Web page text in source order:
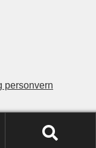
personvern